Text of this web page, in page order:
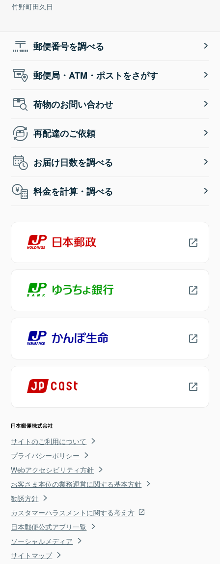
竹野町田久日
郵便番号を調べる
郵便局・ATM・ポストをさがす
荷物のお問い合わせ
再配達のご依頼
お届け日数を調べる
料金を計算・調べる
サイトのご利用について
プライバシーポリシー
Webアクセシビリティ方針
お客さま本位の業務運営に関する基本方針
勧誘方針
カスタマーハラスメントに関する考え方
日本郵便公式アプリ一覧
ソーシャルメディア
サイトマップ